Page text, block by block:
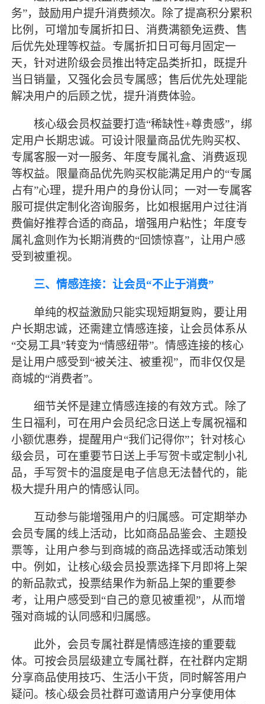
务”，鼓励用户提升消费频次。除了提高积分累积
比例，可增加专属折扣日、消费满额免运费、售
后优先处理等权益。专属折扣日可每月固定一
天，针对进阶级会员推出特定品类折扣，既提升
当日销量，又强化会员专属感；售后优先处理能
解决用户的后顾之忧，提升消费体验。
核心级会员权益要打造“稀缺性+尊贵感”，绑
定用户长期忠诚。可设计限量商品优先购买权、
专属客服一对一服务、年度专属礼盒、消费返现
等权益。限量商品优先购买权能满足用户的“专属
占有”心理，提升用户的身份认同；一对一专属客
服可提供定制化咨询服务，比如根据用户过往消
费偏好推荐合适的商品，增强用户粘性；年度专
属礼盒则作为长期消费的“回馈惊喜”，让用户感
受到被重视。
三、情感连接：让会员“不止于消费”
单纯的权益激励只能实现短期复购，要让用
户长期忠诚，还需建立情感连接，让会员体系从
“交易工具”转变为“情感纽带”。情感连接的核心
是让用户感受到“被关注、被重视”，而非仅仅是
商城的“消费者”。
细节关怀是建立情感连接的有效方式。除了
生日福利，可在用户会员纪念日送上专属祝福和
小额优惠券，提醒用户“我们记得你”；针对核心
级会员，可在重要节日送上手写贺卡或定制小礼
品，手写贺卡的温度是电子信息无法替代的，能
极大提升用户的情感认同。
互动参与能增强用户的归属感。可定期举办
会员专属的线上活动，比如商品品鉴会、主题投
票等，让用户参与到商城的商品选择或活动策划
中。例如，让核心级会员投票选择下月即将上架
的新品款式，投票结果作为新品上架的重要参
考，让用户感受到 “自己的意见被重视”，从而增
强对商城的认同感和归属感。
此外，会员专属社群是情感连接的重要载
体。可按会员层级建立专属社群，在社群内定期
分享商品使用技巧、生活小干货，同时解答用户
疑问。核心级会员社群可邀请用户分享使用体